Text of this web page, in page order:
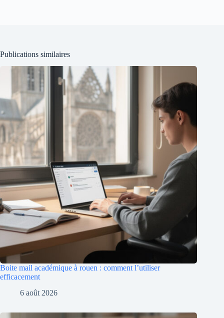
Publications similaires
Boite mail académique à rouen : comment l’utiliser
efficacement
6 août 2026